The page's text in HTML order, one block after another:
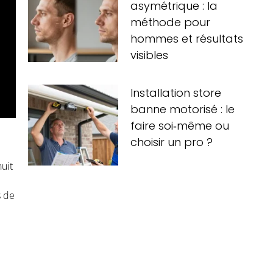
de
asymétrique : la
méthode pour
hommes et résultats
visibles
Installation store
banne motorisé : le
faire soi‑même ou
choisir un pro ?